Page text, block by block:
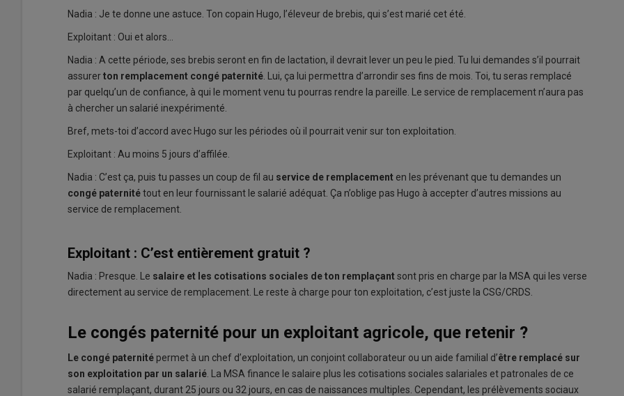
Nadia : Je te donne une astuce. Ton copain Hugo, l’éleveur de brebis, qui s’est marié cet été.
Exploitant : Oui et alors...
Nadia : A cette période, ses brebis seront en fin de lactation, il devrait lever un peu le pied. Tu lui demandes s’il pourrait
assurerton remplacement congé paternité . Lui, ça lui permettra d’arrondir ses fins de mois. Toi, tu seras remplacé
par quelqu’un de confiance, à qui le moment venu tu pourras rendre la pareille. Le service de remplacement n’aura pas
à chercher un salarié inexpérimenté.
Bref, mets-toi d’accord avec Hugo sur les périodes où il pourrait venir sur ton exploitation.
Exploitant : Au moins 5 jours d’affilée.
Nadia : C’est ça, puis tu passes un coup de fil au service de remplacement en les prévenant que tu demandes un
congé paternitétout en leur fournissant le salarié adéquat. Ça n’oblige pas Hugo à accepter d’autres missions au
service de remplacement.
Exploitant : C’est entièrement gratuit ?
Nadia : Presque. Le salaire et les cotisations sociales de ton remplaçantsont pris en charge par la MSA qui les verse
directement au service de remplacement. Le reste à charge pour ton exploitation, c’est juste la CSG/CRDS.
Le congés paternité pour un exploitant agricole, que retenir ?
Le congé paternité permet à un chef d’exploitation, un conjoint collaborateur ou un aide familial d’être remplacé sur
son exploitation par un salarié . La MSA finance le salaire plus les cotisations sociales salariales et patronales de ce
salarié remplaçant, durant 25 jours ou 32 jours, en cas de naissances multiples. Cependant, les prélèvements sociaux